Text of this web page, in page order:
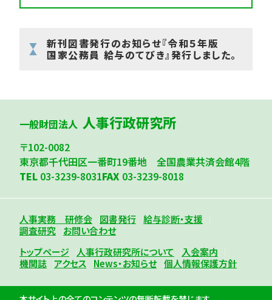
新刊図書発行のお知らせ『令和５年版
国家公務員 給与のてびき』発行しました。
一般財団法人 人事行政研究所
〒102-0082
東京都千代田区一番町19番地 全国農業共済会館4階
TEL 03-3239-8031FAX 03-3239-8018
人事実務 研修会 図書発行 給与診断・支援
調査研究
お問い合わせ
トップページ
人事行政研究所について
入会案内
機関誌 アクセス News・お知らせ 個人情報保護方針